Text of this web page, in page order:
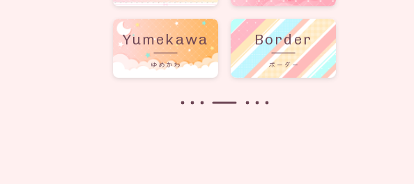
ゆめかわ
Yumekawa
ボーダー
Border